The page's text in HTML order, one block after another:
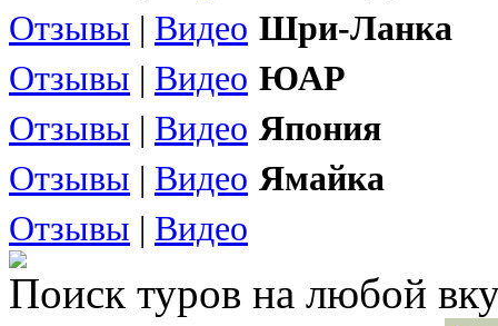
Отзывы | Видео Шри-Ланка
Отзывы | Видео ЮАР
Отзывы | Видео Япония
Отзывы | Видео Ямайка
Отзывы | Видео
Поиск туров на любой